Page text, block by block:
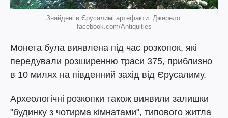
Знайдені в Єрусалимі артефакти. Джерело:
facebook.com/Antiquities
Монета була виявлена ​​під час розкопок, які
передували розширенню траси 375, приблизно
в 10 милях на південний захід від Єрусалиму.
Археологічні розкопки також виявили залишки
"будинку з чотирма кімнатами", типового житла